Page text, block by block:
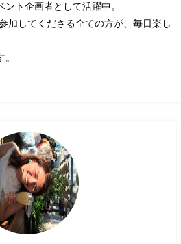
ト企画者として活躍中。
加してくださる全ての方が、毎日楽し